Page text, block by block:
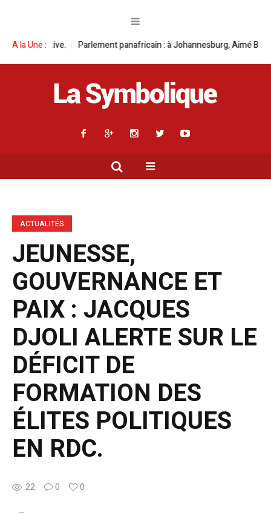
A la Une : Aimé Boji Sangara multiplie les plaidoyers en faveur de la
ACTUALITÉS
JEUNESSE,
GOUVERNANCE ET
PAIX : JACQUES
DJOLI ALERTE SUR LE
DÉFICIT DE
FORMATION DES
ÉLITES POLITIQUES
EN RDC.
22 0 0